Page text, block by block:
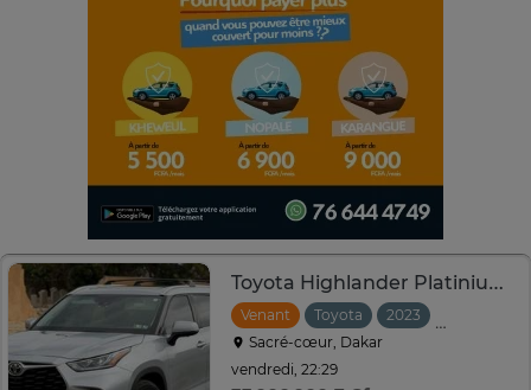
Toyota Highlander Platinium 2023
Venant Toyota 2023
Sacré-cœur, Dakar
vendredi, 22:29